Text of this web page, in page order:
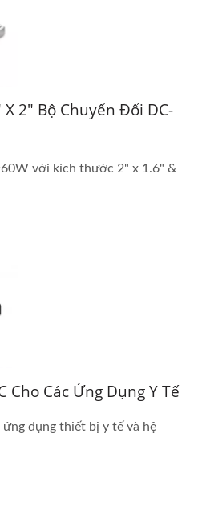
2" Bộ Chuyển Đổi DC-
với kích thước 2" x 1.6" &
Cho Các Ứng Dụng Y Tế
dụng thiết bị y tế và hệ